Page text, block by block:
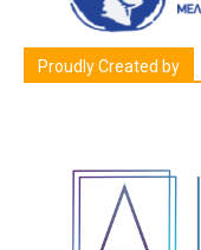
Proudly Created by